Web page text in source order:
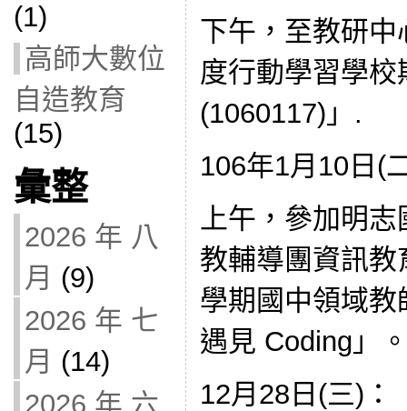
(1)
高師大數位
自造教育
(15)
彙整
2026 年 八
月 (9)
2026 年 七
月 (14)
2026 年 六
下午，至教研
度行動學習學
(1060117)」.
106年1月10日(
上午，參加明
教輔導團資訊
學期國中領域
遇見 Coding」
12月28日(三)：